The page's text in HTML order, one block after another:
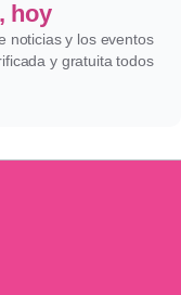
hoy
noticias y los eventos
y gratuita todos